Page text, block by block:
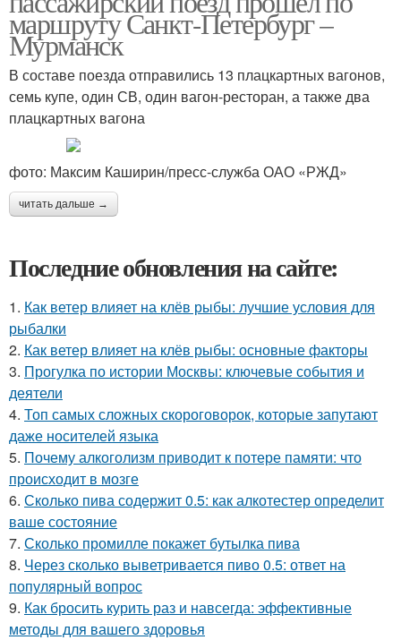
маршруту Санкт-Петербург –
Мурманск
В составе поезда отправились 13 плацкартных вагонов,
семь купе, один СВ, один вагон-ресторан, а также два
плацкартных вагона
фото: Максим Каширин/пресс-служба ОАО «РЖД»
читать дальше →
Последние обновления на сайте:
1. Как ветер влияет на клёв рыбы: лучшие условия для
рыбалки
2. Как ветер влияет на клёв рыбы: основные факторы
3. Прогулка по истории Москвы: ключевые события и
деятели
4. Топ самых сложных скороговорок, которые запутают
даже носителей языка
5. Почему алкоголизм приводит к потере памяти: что
происходит в мозге
6. Сколько пива содержит 0.5: как алкотестер определит
ваше состояние
7. Сколько промилле покажет бутылка пива
8. Через сколько выветривается пиво 0.5: ответ на
популярный вопрос
9. Как бросить курить раз и навсегда: эффективные
методы для вашего здоровья